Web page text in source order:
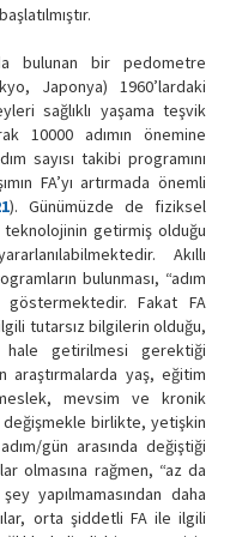
bulunan bir pedometre
Japonya) 1960’lardaki
sağlıklı yaşama teşvik
10000 adımın önemine
sayısı takibi programını
FA’yı artırmada önemli
). Günümüzde de fiziksel
getirmiş olduğu
Akıllı
bulunması, “adım
göstermektedir. Fakat FA
tutarsız bilgilerin olduğu,
getirilmesi gerektiği
araştırmalarda yaş, eğitim
mevsim ve kronik
değişmekle birlikte, yetişkin
gün arasında değiştiği
olmasına rağmen, “az da
yapılmamasından daha
orta şiddetli FA ile ilgili